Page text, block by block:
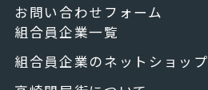
お問い合わせフォーム
組合員企業一覧
組合員企業のネットショップ